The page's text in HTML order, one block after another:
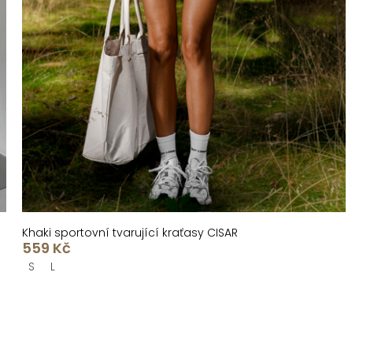
Khaki sportovní tvarující kraťasy CISAR
559 Kč
S L